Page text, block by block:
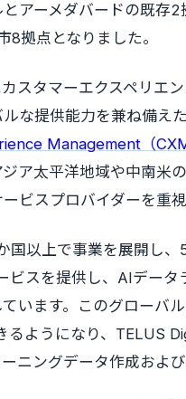
アーメダバードの既存
8拠点となりました。
スタマーエクスペリエ
な提供能力を兼ね備え
Management（
ア太平洋地域や中南米
ビスプロバイダーを重
国以上で事業を展開し
ビスを提供し、AIデー
います。このグローバ
るようになり、TELUS
ニングデータ作成およ